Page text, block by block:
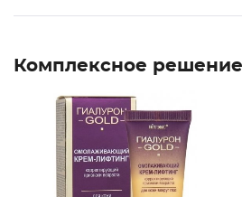
Комплексное решение